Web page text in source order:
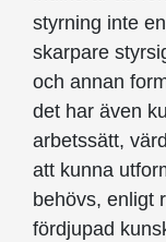
styrning inte
skarpare
och annan
det har även
arbetssätt,
att kunna
behövs, enligt
fördjupad